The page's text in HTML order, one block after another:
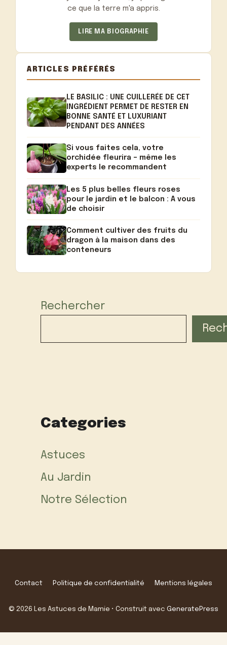
ce que la terre m'a appris.
LIRE MA BIOGRAPHIE
ARTICLES PRÉFÉRÉS
LE BASILIC : UNE CUILLERÉE DE CET
INGRÉDIENT PERMET DE RESTER EN
BONNE SANTÉ ET LUXURIANT
PENDANT DES ANNÉES
Si vous faites cela, votre
orchidée fleurira – même les
experts le recommandent
Les 5 plus belles fleurs roses
pour le jardin et le balcon : A vous
de choisir
Comment cultiver des fruits du
dragon à la maison dans des
conteneurs
Rechercher
Categories
Astuces
Au Jardin
Notre Sélection
Contact Politique de confidentialité Mentions légales
© 2026 Les Astuces de Mamie • Construit avec GeneratePress